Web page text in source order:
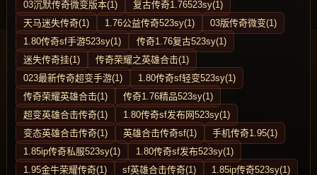
03沉默传奇微变版本(1)
复古传奇1.76523sy(1)
天马迷失传奇(1)
1.76公益传奇523sy(1)
03版传奇微变(1)
1.80传奇sf手游523sy(1)
传奇1.76复古523sy(1)
迷失传奇挂(1)
传奇荣耀之英雄合击(1)
023最新传奇超变手游(1)
1.80传奇sf轻变523sy(1)
传奇荣耀英雄合击(1)
传奇1.76精品523sy(1)
超变英雄合击传奇(1)
1.80传奇sf发布网523sy(1)
变态英雄合击传奇(1)
英雄合击传奇sf(1)
手机传奇1.95(1)
1.85ip传奇私服523sy(1)
1.80传奇sf发布523sy(1)
1.95金牛荣耀传奇(1)
sf英雄合击传奇(1)
1.85ip传奇523sy(1)